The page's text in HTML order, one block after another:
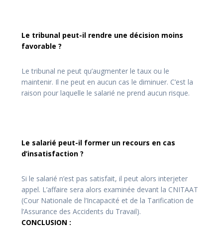
Le tribunal peut-il rendre une décision moins
favorable ?
Le tribunal ne peut qu’augmenter le taux ou le
maintenir. Il ne peut en aucun cas le diminuer. C’est la
raison pour laquelle le salarié ne prend aucun risque.
Le salarié peut-il former un recours en cas
d’insatisfaction ?
Si le salarié n’est pas satisfait, il peut alors interjeter
appel. L’affaire sera alors examinée devant la CNITAAT
(Cour Nationale de l’Incapacité et de la Tarification de
l’Assurance des Accidents du Travail).
CONCLUSION :